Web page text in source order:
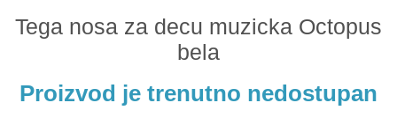
Tega nosa za decu muzicka Octopus
bela
Proizvod je trenutno nedostupan